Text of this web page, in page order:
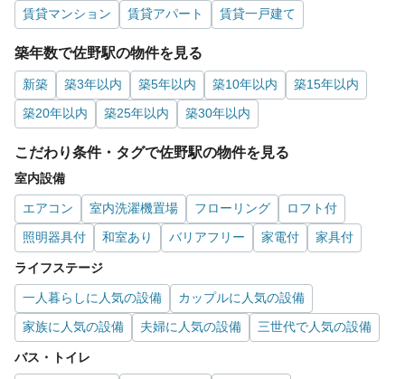
賃貸マンション 賃貸アパート 賃貸一戸建て
築年数で佐野駅の物件を見る
新築 築3年以内 築5年以内 築10年以内
築15年以内
築20年以内
築25年以内 築30年以内
こだわり条件・タグで佐野駅の物件を見る
室内設備
エアコン 室内洗濯機置場 フローリング
ロフト付
照明器具付
和室あり バリアフリー 家電付 家具付
ライフステージ
一人暮らしに人気の設備
カップルに人気の設備
家族に人気の設備
夫婦に人気の設備 三世代で人気の設備
バス・トイレ